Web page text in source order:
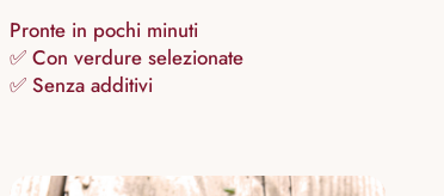
Pronte in pochi minuti
✅ Con verdure selezionate
✅ Senza additivi